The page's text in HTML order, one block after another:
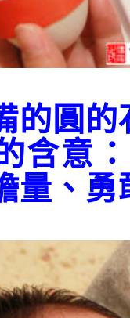
的圓
含意
量、勇